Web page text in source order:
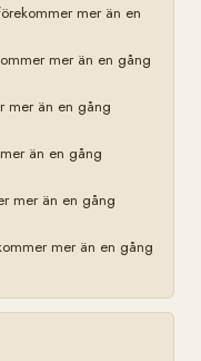
mer än en
mer än en gång
mer än en gång
än en gång
mer än en gång
mer än en gång